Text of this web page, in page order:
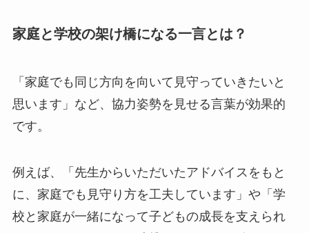
家庭と学校の架け橋になる一言とは？
「家庭でも同じ方向を向いて見守っていきたいと
思います」など、協力姿勢を見せる言葉が効果的
です。
例えば、「先生からいただいたアドバイスをもと
に、家庭でも見守り方を工夫しています」や「学
校と家庭が一緒になって子どもの成長を支えられ